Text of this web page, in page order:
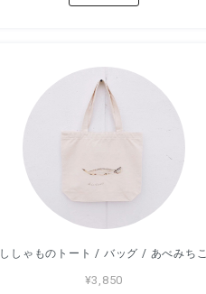
ししゃものトート / バッグ / あべみちこ
¥3,850